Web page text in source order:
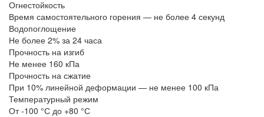
Огнестойкость
Время самостоятельного горения — не более 4 секунд
Водопоглощение
Не более 2% за 24 часа
Прочность на изгиб
Не менее 160 кПа
Прочность на сжатие
При 10% линейной деформации — не менее 100 кПа
Температурный режим
От -100 °С до +80 °С